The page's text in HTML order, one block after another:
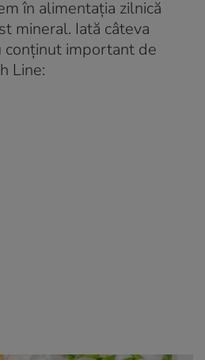
în alimentația zilnică
mineral. Iată câteva
important de
Line: